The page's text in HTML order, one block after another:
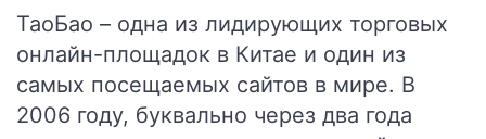
ТаоБао – одна из лидирующих торговых
онлайн-площадок в Китае и один из
самых посещаемых сайтов в мире. В
2006 году, буквально через два года